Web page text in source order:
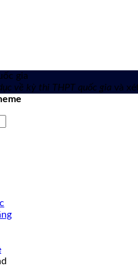
gia
về kỳ thi THPT quốc gia và